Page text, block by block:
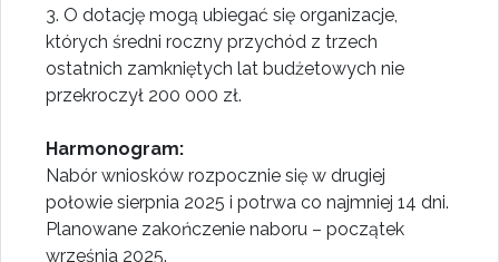
3. O dotację mogą ubiegać się organizacje,
których średni roczny przychód z trzech
ostatnich zamkniętych lat budżetowych nie
przekroczył 200 000 zł.
Harmonogram:
Nabór wniosków rozpocznie się w drugiej
połowie sierpnia 2025 i potrwa co najmniej 14 dni.
Planowane zakończenie naboru – początek
września 2025.